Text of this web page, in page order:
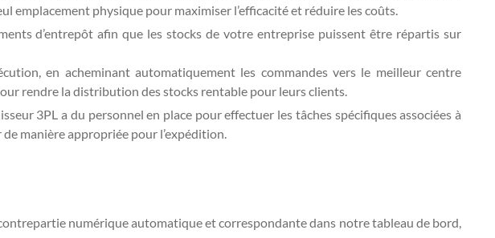
emplacement physique pour maximiser l’efficacité et réduire les coûts.
d’entrepôt afin que les stocks de votre entreprise puissent être répartis sur
en acheminant automatiquement les commandes vers le meilleur centre
rendre la distribution des stocks rentable pour leurs clients.
3PL a du personnel en place pour effectuer les tâches spécifiques associées à
manière appropriée pour l’expédition.
numérique automatique et correspondante dans notre tableau de bord,